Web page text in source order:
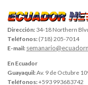
Dirección: 34-18 Northern
Teléfonos: (718) 205-7014
E-mail:
En Ecuador
Guayaquil:Av. 9 de Octubre
Teléfonos:+593 993683742